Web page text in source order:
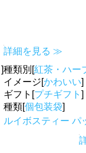
]
詳細を見る ≫
種類別[紅茶・ハー
イメージ[かわいい]
ギフト[プチギフト ]
種類[個包装袋]
ルイボスティー パ